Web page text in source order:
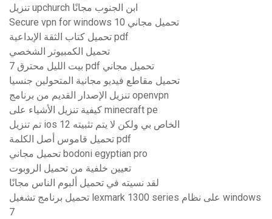
تنزيل upchurch ابن الجنوب مجانًا
Secure vpn for windows 10 تحميل مجاني
تحميل كتاب الثقة الإبداعية pdf
تحميل الكمبيوتر الشخصي
بيت الليل محترق 7 pdf تحميل مجاني
تحميل مقاطع فيديو مجانية المتحولين جنسيا
تنزيل الإصدار القديم من برنامج openvpn
كيفية تنزيل الأشياء على minecraft pe
تم تنزيل ios 12 الخاص بي ولكن لا يتم تثبيته
تحميل قاموس أصل الكلمة pdf
تحميل مجاني bodoni egyptian pro
تعيين خلفية من تحميل الروبوت
لقد نسيته في تحميل ألبوم الناس مجانًا
تحميل برنامج تشغيل lexmark 1300 series على نظام windows
7